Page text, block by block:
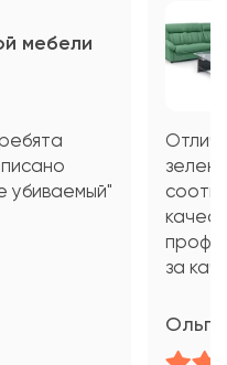
мебели
убиваемый"
за
Ольга